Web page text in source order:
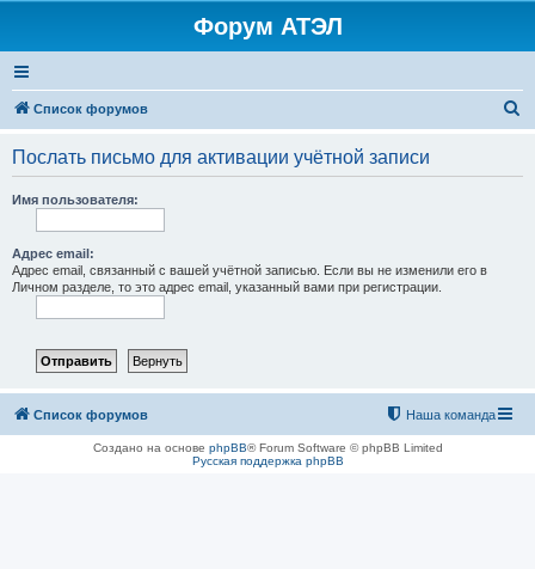
Форум АТЭЛ
Список форумов
Послать письмо для активации учётной записи
Имя пользователя:
Адрес email:
Адрес email, связанный с вашей учётной записью. Если вы не изменили его в
Личном разделе, то это адрес email, указанный вами при регистрации.
Список форумов Наша команда
Создано на основе phpBB® Forum Software © phpBB Limited
Русская поддержка phpBB